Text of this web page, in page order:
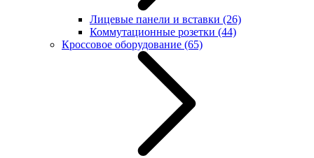
Лицевые панели и вставки (26)
Коммутационные розетки (44)
Кроссовое оборудование (65)